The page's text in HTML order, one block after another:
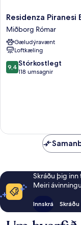
Residenza
Piranesi
Boutique
Hotel
Miðborg
Rómar
Residenza
Miðborg Rómar
Gæludýravænt
Loftkæling
9.4
af
9,4 Stórkostlegt
118 umsagnir
Skráðu þig inn
Meiri
Innskrá